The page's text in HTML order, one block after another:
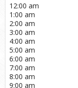
12:00 am
1:00 am
2:00 am
3:00 am
4:00 am
5:00 am
6:00 am
7:00 am
8:00 am
9:00 am